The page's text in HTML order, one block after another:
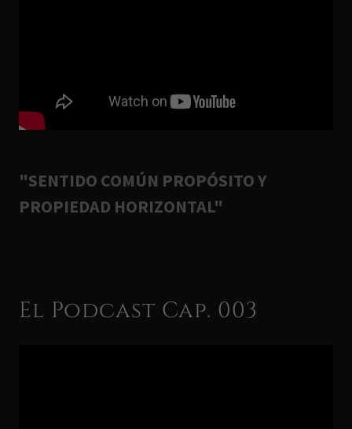
"SENTIDO COMÚN PROPÓSITO Y
PROPIEDAD HORIZONTAL"
El Podcast Cap. 003